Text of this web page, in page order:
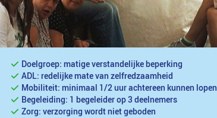
Doelgroep: matige verstandelijke beperking
ADL: redelijke mate van zelfredzaamheid
Mobiliteit: minimaal 1/2 uur achtereen kunnen lopen
Begeleiding: 1 begeleider op 3 deelnemers
Zorg: verzorging wordt niet geboden